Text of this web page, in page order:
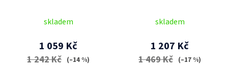
skladem
1 059 Kč
1 242 Kč (–14 %)
skladem
1 207 Kč
1 469 Kč (–17 %)